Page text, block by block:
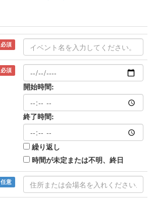
必須
必須
開始時間:
終了時間:
繰り返し
時間が未定または不明、終日
任意